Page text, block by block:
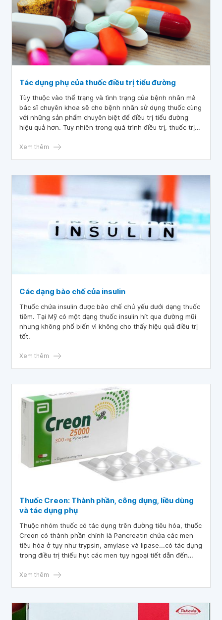
Tác dụng phụ của thuốc điều trị tiểu đường
Tùy thuộc vào thể trạng và tình trạng của bệnh nhân mà
bác sĩ chuyên khoa sẽ cho bệnh nhân sử dụng thuốc cùng
với những sản phẩm chuyên biệt để điều trị tiểu đường
hiệu quả hơn. Tuy nhiên trong quá trình điều trị, thuốc trị
Xem thêm
Các dạng bào chế của insulin
Thuốc chứa insulin được bào chế chủ yếu dưới dạng thuốc
tiêm. Tại Mỹ có một dạng thuốc insulin hít qua đường mũi
nhưng không phổ biến vì không cho thấy hiệu quả điều trị
tốt.
Xem thêm
Thuốc Creon: Thành phần, công dụng, liều dùng
và tác dụng phụ
Thuộc nhóm thuốc có tác dụng trên đường tiêu hóa, thuốc
Creon có thành phần chính là Pancreatin chứa các men
tiêu hóa ở tụy như trypsin, amylase và lipase...có tác dụng
trong điều trị thiếu hụt các men tụy ngoại tiết dẫn đến
hấp thu hoặc người bệnh sau khi trải qua quá trình phẫu
Xem thêm